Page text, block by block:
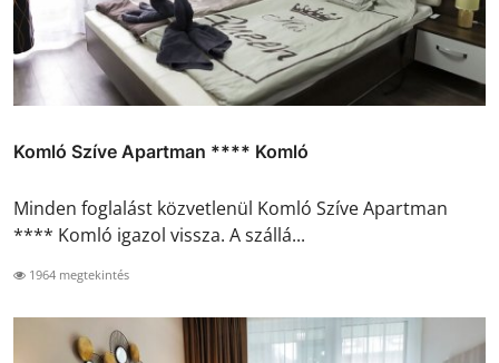
Komló Szíve Apartman **** Komló
Minden foglalást közvetlenül Komló Szíve Apartman
**** Komló igazol vissza. A szállá...
1964 megtekintés